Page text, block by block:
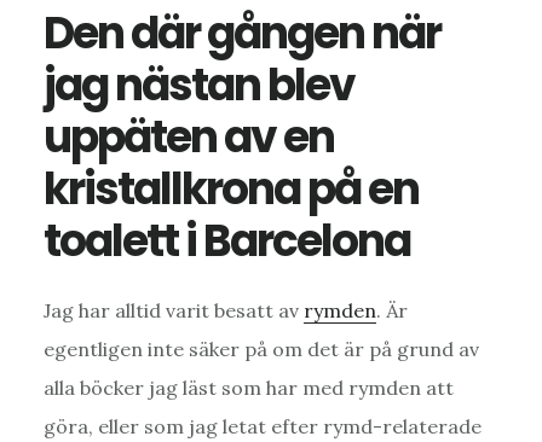
Den där gången när
jag nästan blev
uppäten av en
kristallkrona på en
toalett i Barcelona
Jag har alltid varit besatt av rymden. Är
egentligen inte säker på om det är på grund av
alla böcker jag läst som har med rymden att
göra, eller som jag letat efter rymd-relaterade